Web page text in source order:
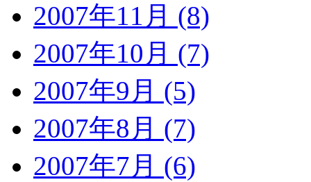
2007年11月 (8)
2007年10月 (7)
2007年9月 (5)
2007年8月 (7)
2007年7月 (6)